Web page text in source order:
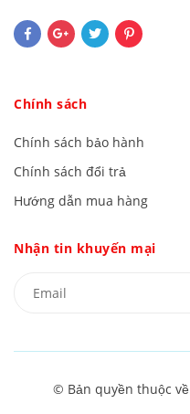
Chính sách
Chính sách bảo hành
Chính sách đổi trả
Hướng dẫn mua hàng
Nhận tin khuyến mại
© Bản quyền thuộc về